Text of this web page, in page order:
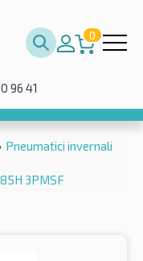
0
96 41
Pneumatici invernali
3PMSF